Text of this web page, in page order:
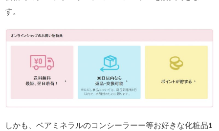
す。
しかも、ベアミネラルのコンシーラーー等お好きな化粧品1